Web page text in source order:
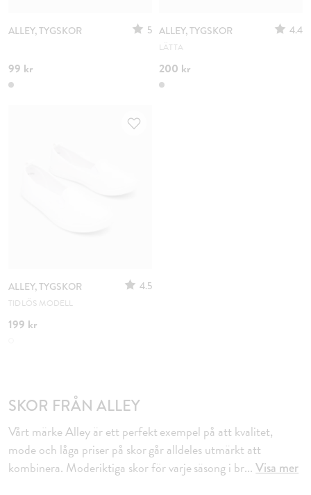
ALLEY, TYGSKOR 5
99 kr
ALLEY, TYGSKOR 4.4
LÄTTA
200 kr
ALLEY, TYGSKOR 4.5
TIDLÖS MODELL
199 kr
SKOR FRÅN ALLEY
Vårt märke Alley är ett perfekt exempel på att kvalitet,
mode och låga priser på skor går alldeles utmärkt att
kombinera. Moderiktiga skor för varje säsong i br...Visa mer